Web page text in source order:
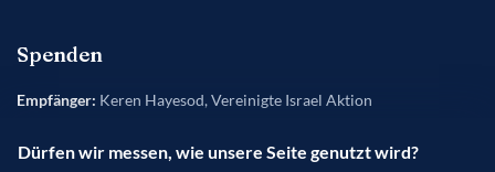
Spenden
Empfänger: Keren Hayesod, Vereinigte Israel Aktion
IBAN:DE84 5005 0201 0200 5454 50
Dürfen wir messen, wie unsere Seite genutzt wird?